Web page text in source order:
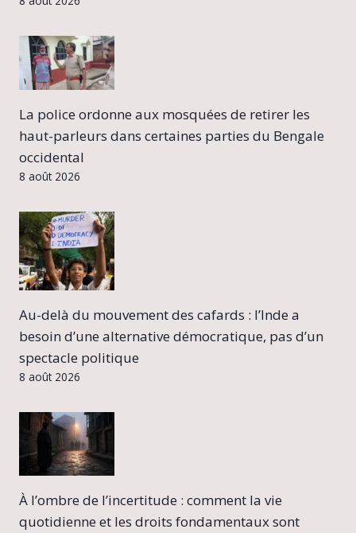
La police ordonne aux mosquées de retirer les
haut-parleurs dans certaines parties du Bengale
occidental
8 août 2026
Au-delà du mouvement des cafards : l’Inde a
besoin d’une alternative démocratique, pas d’un
spectacle politique
8 août 2026
À l’ombre de l’incertitude : comment la vie
quotidienne et les droits fondamentaux sont